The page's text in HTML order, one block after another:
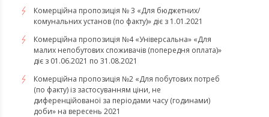
Комерційна пропозиція № 3 «Для бюджетних/
комунальних установ (по факту)» діє з 1.01.2021
Комерційна пропозиція №4 «Універсальна» «Для
малих непобутових споживачів (попередня оплата)»
діє з 01.06.2021 по 31.08.2021
Комерційна пропозиція №2 «Для побутових потреб
(по факту) із застосуванням ціни, не
диференційованої за періодами часу (годинами)
доби» на вересень 2021